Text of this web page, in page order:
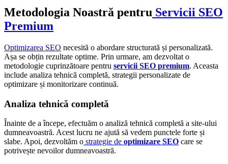
Metodologia Noastră pentru Servicii SEO
Premium
Optimizarea SEO necesită o abordare structurată și personalizată.
Așa se obțin rezultate optime. Prin urmare, am dezvoltat o
metodologie cuprinzătoare pentru servicii SEO premium. Aceasta
include analiza tehnică completă, strategii personalizate de
optimizare și monitorizare continuă.
Analiza tehnică completă
Înainte de a începe, efectuăm o analiză tehnică completă a site-ului
dumneavoastră. Acest lucru ne ajută să vedem punctele forte și
slabe. Apoi, dezvoltăm o strategie de optimizare SEO care se
potrivește nevoilor dumneavoastră.